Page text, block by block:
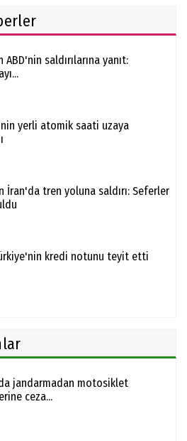
ABD'nin saldırılarına yanıt:
yerli atomik saati uzaya
İran'da tren yoluna saldırı: Seferler
kredi notunu teyit etti
jandarmadan motosiklet
ceza...